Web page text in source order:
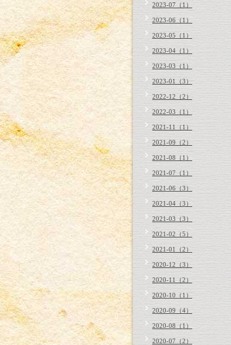
2023-07（1）
2023-06（1）
2023-05（1）
2023-04（1）
2023-03（1）
2023-01（3）
2022-12（2）
2022-03（1）
2021-11（1）
2021-09（2）
2021-08（1）
2021-07（1）
2021-06（3）
2021-04（3）
2021-03（3）
2021-02（5）
2021-01（2）
2020-12（3）
2020-11（2）
2020-10（1）
2020-09（4）
2020-08（1）
2020-07（2）